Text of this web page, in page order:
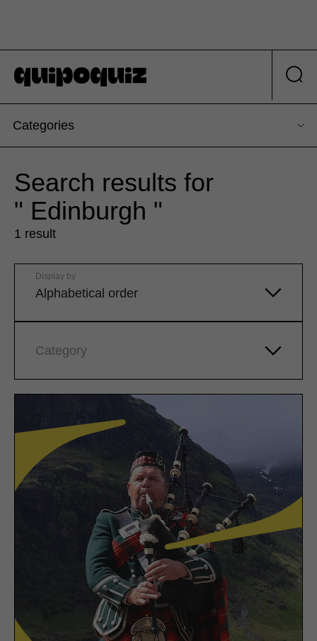
Categories
Search results for
" Edinburgh "
1 result
Alphabetical order
Display by
Category